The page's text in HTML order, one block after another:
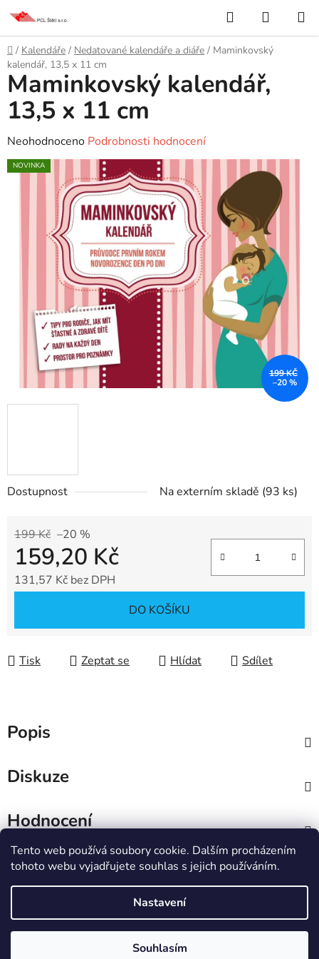
Tento web používá soubory cookie. Dalším procházením
tohoto webu vyjadřujete souhlas s jejich používáním.
Nastavení
Souhlasím
Přejít
obsah
Hledat
KOŠÍK
Domů
/ Kalendáře / Nedatované kalendáře a diáře / Maminkovský
kalendář, 13,5 x 11 cm
Dostupnost Na externím skladě (93 ks)
199 Kč –20 %
159,20 Kč
131,57 Kč bez DPH
DO KOŠÍKU
Tisk Zeptat se Hlídat Sdílet
Maminkovský kalendář,
13,5 x 11 cm
Průměrné
hodnocení
hvězdiček.
Neohodnoceno Podrobnosti hodnocení
NOVINKA
199 KČ
–20 %
Popis
Diskuze
Hodnocení
IT e-shop
Vytvořil Shoptet
PCL Štětí s.r.o.